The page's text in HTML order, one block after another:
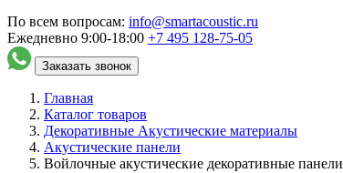
По всем вопросам: info@smartacoustic.ru
Ежедневно 9:00-18:00 +7 495 128-75-05
Заказать звонок
Главная
Каталог товаров
Декоративные Акустические материалы
Акустические панели
Войлочные акустические декоративные панели